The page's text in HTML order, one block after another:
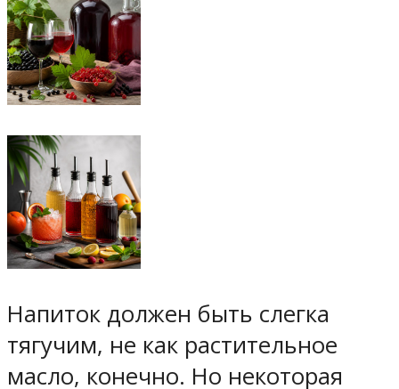
Напиток должен быть слегка
тягучим, не как растительное
масло, конечно. Но некоторая